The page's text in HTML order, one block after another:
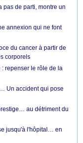
pas de parti, montre un
annexion qui ne font
du cancer à partir de
corporels
repenser le rôle de la
Un accident qui pose
au détriment du
jusqu'à l'hôpital… en